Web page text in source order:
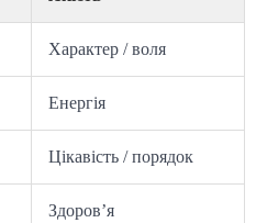
Характер / воля
Енергія
Цікавість / порядок
Здоров’я